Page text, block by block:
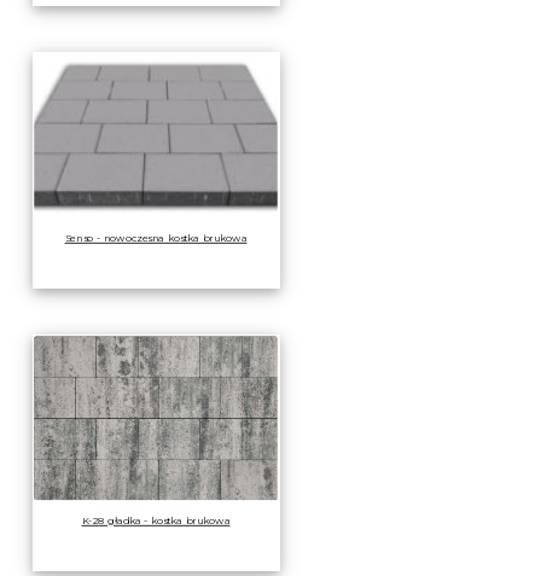
Senso - nowoczesna kostka brukowa
K-28 gładka - kostka brukowa